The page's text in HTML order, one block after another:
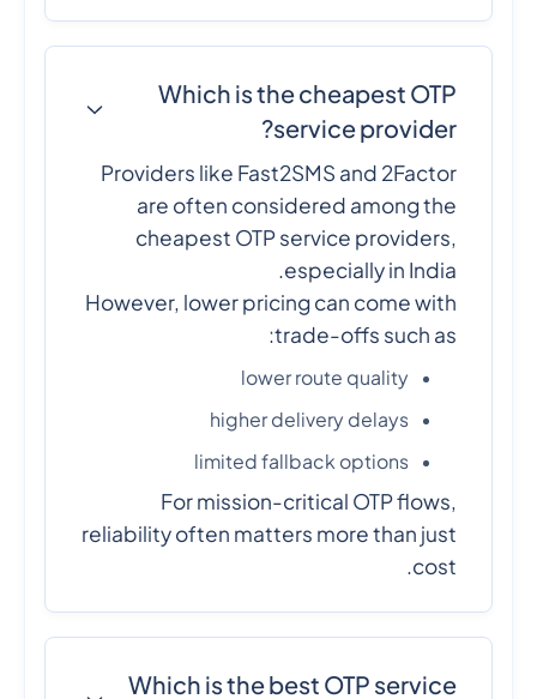
Which is the cheapest OTP
service provider?
Providers like Fast2SMS and 2Factor
are often considered among the
cheapest OTP service providers,
especially in India.
However, lower pricing can come with
trade-offs such as:
lower route quality
higher delivery delays
limited fallback options
For mission-critical OTP flows,
reliability often matters more than just
cost.
Which is the best OTP service